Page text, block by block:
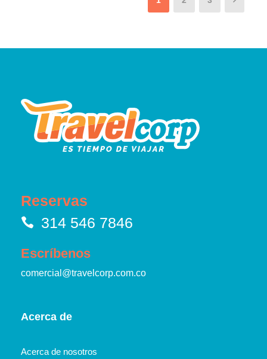
Reservas
314 546 7846
Escríbenos
comercial@travelcorp.com.co
Acerca de
Acerca de nosotros